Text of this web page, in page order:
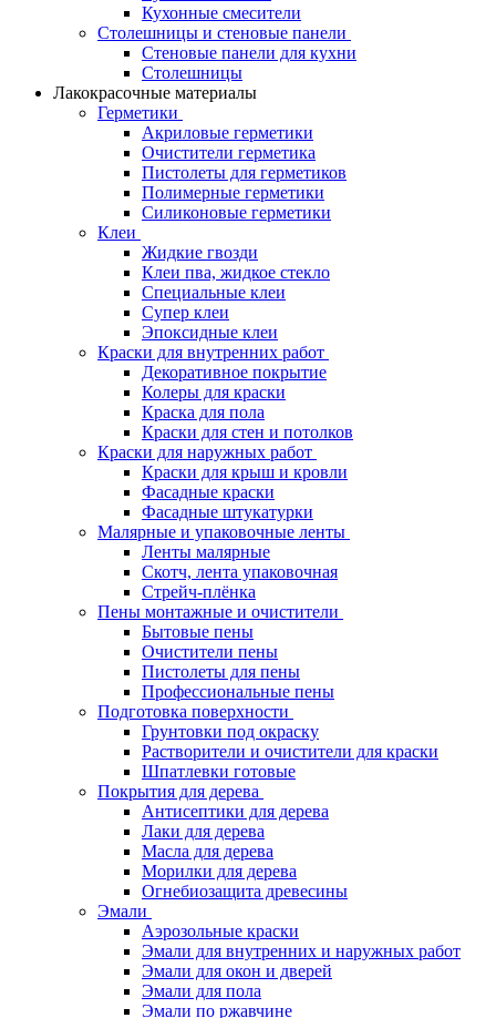
Кухонные смесители
Столешницы и стеновые панели
Стеновые панели для кухни
Столешницы
Лакокрасочные материалы
Герметики
Акриловые герметики
Очистители герметика
Пистолеты для герметиков
Полимерные герметики
Силиконовые герметики
Клеи
Жидкие гвозди
Клеи пва, жидкое стекло
Специальные клеи
Супер клеи
Эпоксидные клеи
Краски для внутренних работ
Декоративное покрытие
Колеры для краски
Краска для пола
Краски для стен и потолков
Краски для наружных работ
Краски для крыш и кровли
Фасадные краски
Фасадные штукатурки
Малярные и упаковочные ленты
Ленты малярные
Скотч, лента упаковочная
Стрейч-плёнка
Пены монтажные и очистители
Бытовые пены
Очистители пены
Пистолеты для пены
Профессиональные пены
Подготовка поверхности
Грунтовки под окраску
Растворители и очистители для краски
Шпатлевки готовые
Покрытия для дерева
Антисептики для дерева
Лаки для дерева
Масла для дерева
Морилки для дерева
Огнебиозащита древесины
Эмали
Аэрозольные краски
Эмали для внутренних и наружных работ
Эмали для окон и дверей
Эмали для пола
Эмали по ржавчине